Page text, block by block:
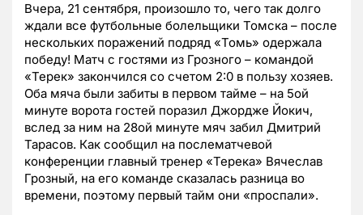
Вчера, 21 сентября, произошло то, чего так долго
ждали все футбольные болельщики Томска – после
нескольких поражений подряд «Томь» одержала
победу! Матч с гостями из Грозного – командой
«Терек» закончился со счетом 2:0 в пользу хозяев.
Оба мяча были забиты в первом тайме – на 5ой
минуте ворота гостей поразил Джордже Йокич,
вслед за ним на 28ой минуте мяч забил Дмитрий
Тарасов. Как сообщил на послематчевой
конференции главный тренер «Терека» Вячеслав
Грозный, на его команде сказалась разница во
времени, поэтому первый тайм они «проспали».